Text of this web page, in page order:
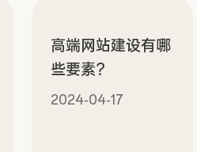
高端网站建设有哪
些要素？
2024-04-17